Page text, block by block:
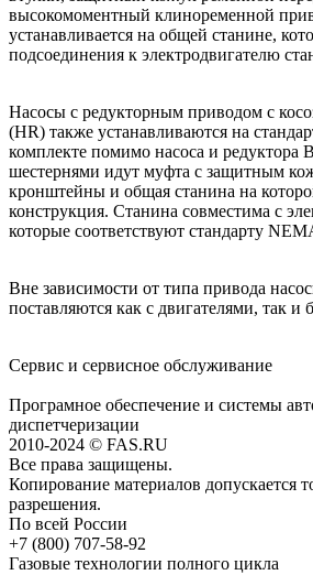
высокомоментный клиноременной
устанавливается на общей станине,
подсоединения к электродвигателю
Насосы с редукторным приводом с
(HR) также устанавливаются на
комплекте помимо насоса и редуктора
шестернями идут муфта с защитным
кронштейны и общая станина на
конструкция. Станина совместима с
которые соответствуют стандарту
Вне зависимости от типа привода
поставляются как с двигателями, так и
Сервис и сервисное обслуживание
Програмное обеспечение и системы
диспетчеризации
2010-2024 © FAS.RU
Все права защищены.
Копирование материалов допускается
разрешения.
По всей России
+7 (800) 707-58-92
Газовые технологии полного цикла